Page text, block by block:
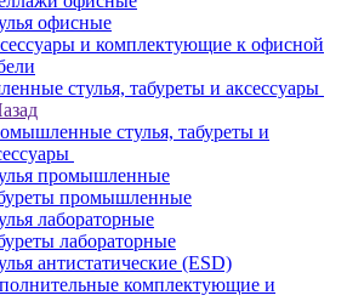
офисные
и комплектующие к офисной
стулья, табуреты и аксессуары
стулья, табуреты и
промышленные
промышленные
лабораторные
лабораторные
антистатические (ESD)
комплектующие и